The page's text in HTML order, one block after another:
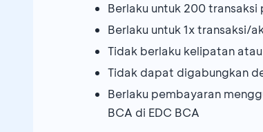
Berlaku untuk 200
Berlaku untuk 1x transaksi/
Tidak berlaku kelipatan atau
Tidak dapat digabungkan
Berlaku pembayaran
BCA di EDC BCA